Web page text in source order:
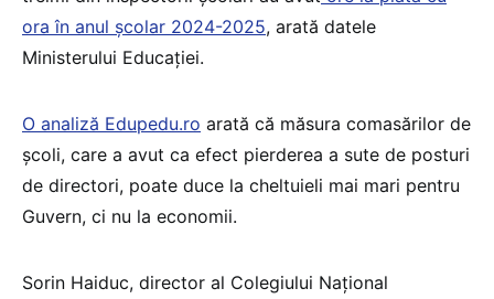
ora în anul școlar 2024-2025, arată datele
Ministerului Educației.
O analiză Edupedu.ro arată că măsura comasărilor de
școli, care a avut ca efect pierderea a sute de posturi
de directori, poate duce la cheltuieli mai mari pentru
Guvern, ci nu la economii.
Sorin Haiduc, director al Colegiului Național